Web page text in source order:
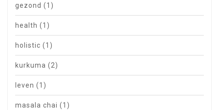
gezond (1)
health (1)
holistic (1)
kurkuma (2)
leven (1)
masala chai (1)